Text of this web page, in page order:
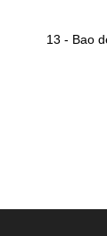
13 - Bao